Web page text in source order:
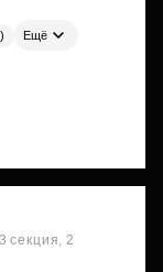
Ещё
секция, 2